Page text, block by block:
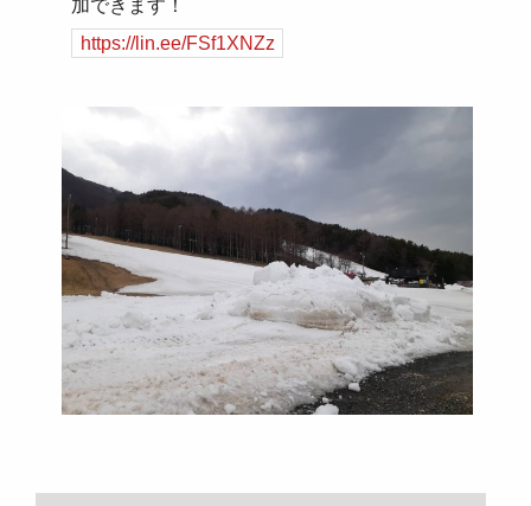
加できます！
https://lin.ee/FSf1XNZz